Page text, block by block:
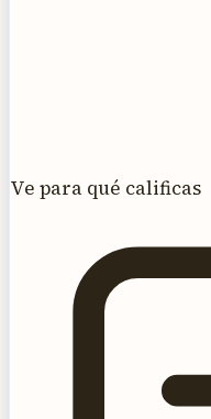
Ve para qué calificas